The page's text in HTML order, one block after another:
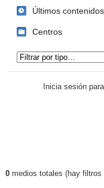
Últimos contenidos
Centros
Inicia sesión
Resultados de:
0medios totales (hay filtros